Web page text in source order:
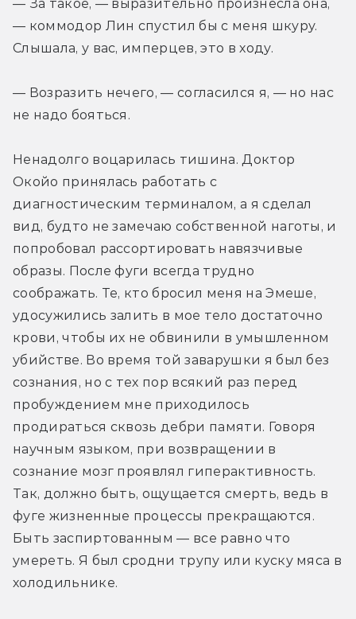
— За такое, — выразительно произнесла она,
— коммодор Лин спустил бы с меня шкуру.
Слышала, у вас, имперцев, это в ходу.
— Возразить нечего, — согласился я, — но нас
не надо бояться.
Ненадолго воцарилась тишина. Доктор
Окойо принялась работать с
диагностическим терминалом, а я сделал
вид, будто не замечаю собственной наготы, и
попробовал рассортировать навязчивые
образы. После фуги всегда трудно
соображать. Те, кто бросил меня на Эмеше,
удосужились залить в мое тело достаточно
крови, чтобы их не обвинили в умышленном
убийстве. Во время той заварушки я был без
сознания, но с тех пор всякий раз перед
пробуждением мне приходилось
продираться сквозь дебри памяти. Говоря
научным языком, при возвращении в
сознание мозг проявлял гиперактивность.
Так, должно быть, ощущается смерть, ведь в
фуге жизненные процессы прекращаются.
Быть заспиртованным — все равно что
умереть. Я был сродни трупу или куску мяса в
холодильнике.